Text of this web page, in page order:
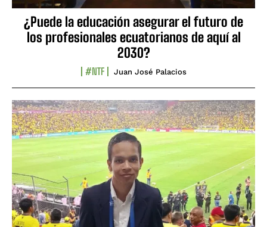
¿Puede la educación asegurar el futuro de
los profesionales ecuatorianos de aquí al
2030?
#NTF Juan José Palacios